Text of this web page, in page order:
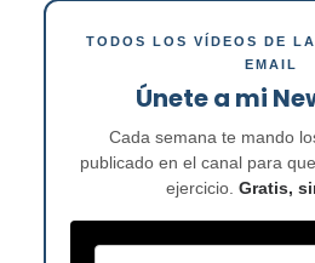
TODOS LOS VÍDEOS DE
EMAIL
Únete a mi
Cada semana te mando
publicado en el canal para
ejercicio. Gratis,